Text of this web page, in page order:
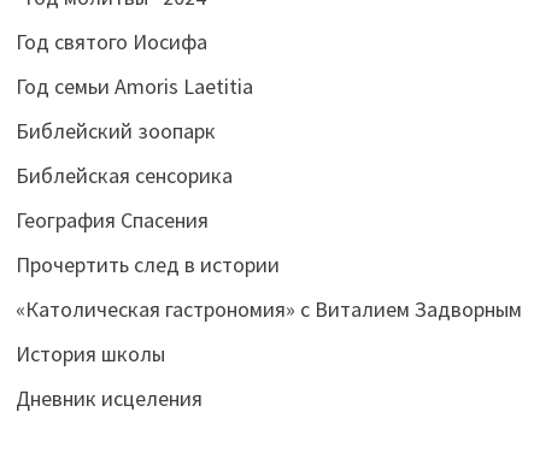
Год святого Иосифа
Год семьи Amoris Laetitia
Библейский зоопарк
Библейская сенсорика
География Спасения
Прочертить след в истории
«Католическая гастрономия» с Виталием Задворным
История школы
Дневник исцеления